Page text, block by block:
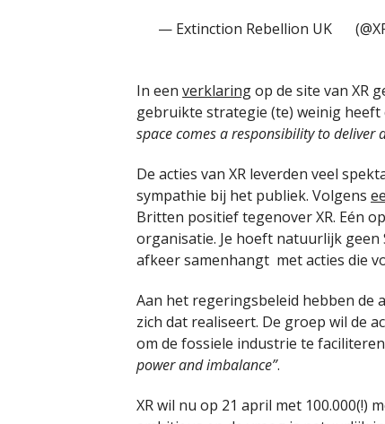
— Extinction Rebellion UK
In een verklaringop de site van XR
gebruikte strategie (te) weinig heeft
space comes a responsibility to deliver
De acties van XR leverden veel
sympathie bij het publiek. Volgens
Britten positief tegenover XR. Eén
organisatie. Je hoeft natuurlijk
afkeer samenhangt met acties die
Aan het regeringsbeleid hebben de
zich dat realiseert. De groep wil de
om de fossiele industrie te
power and imbalance”.
XR wil nu op 21 april met 100.000(!)